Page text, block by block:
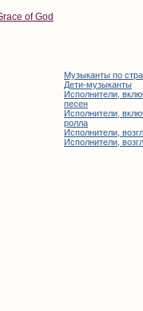
of God
Музыканты по
Дети-музыканты
Исполнители,
песен
Исполнители,
ролла
Исполнители,
Исполнители,